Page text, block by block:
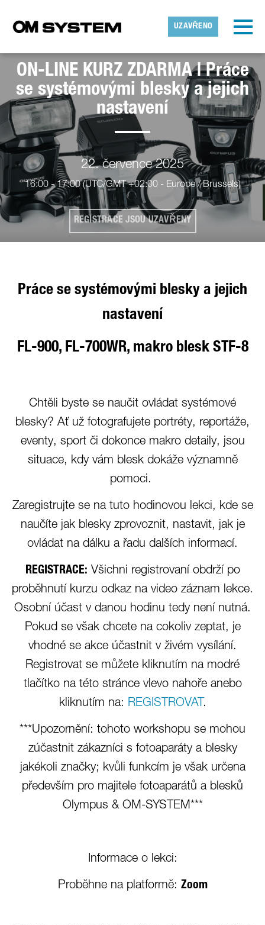
UZAVŘENO
OMDS
ON-LINE KURZ ZDARMA | Práce
se systémovými blesky a jejich
nastavení
22. července 2025
16:00 - 17:00 (UTC/GMT +02:00 - Europe / Brussels)
REGISTRACE JSOU UZAVŘENY
Práce se systémovými blesky a jejich
nastavení
FL-900, FL-700WR, makro blesk STF-8
Chtěli byste se naučit ovládat systémové
blesky? Ať už fotografujete portréty, reportáže,
eventy, sport či dokonce makro detaily, jsou
situace, kdy vám blesk dokáže významně
pomoci.
Zaregistrujte se na tuto hodinovou lekci, kde se
naučíte jak blesky zprovoznit, nastavit, jak je
ovládat na dálku a řadu dalších informací.
REGISTRACE: Všichni registrovaní obdrží po
proběhnutí kurzu odkaz na video záznam lekce.
Osobní účast v danou hodinu tedy není nutná.
Pokud se však chcete na cokoliv zeptat, je
vhodné se akce účastnit v živém vysílání.
Registrovat se můžete kliknutím na modré
tlačítko na této stránce vlevo nahoře anebo
kliknutím na: REGISTROVAT .
***Upozornění: tohoto workshopu se mohou
zúčastnit zákazníci s fotoaparáty a blesky
jakékoli značky; kvůli funkcím je však určena
především pro majitele fotoaparátů a blesků
Olympus & OM-SYSTEM***
Informace o lekci:
Proběhne na platformě: Zoom
OK